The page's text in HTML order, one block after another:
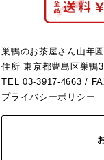
巣鴨のお茶屋さん山年
住所 東京都豊島区巣
TEL03-3917-4663 /
プライバシーポリシー